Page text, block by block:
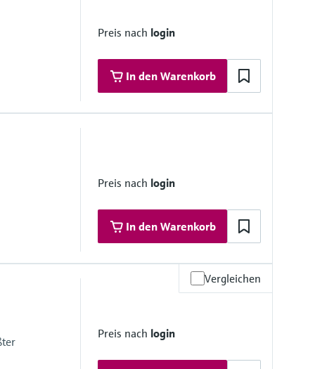
Preis nach login
In den Warenkorb
Preis nach login
In den Warenkorb
Vergleichen
Preis nach login